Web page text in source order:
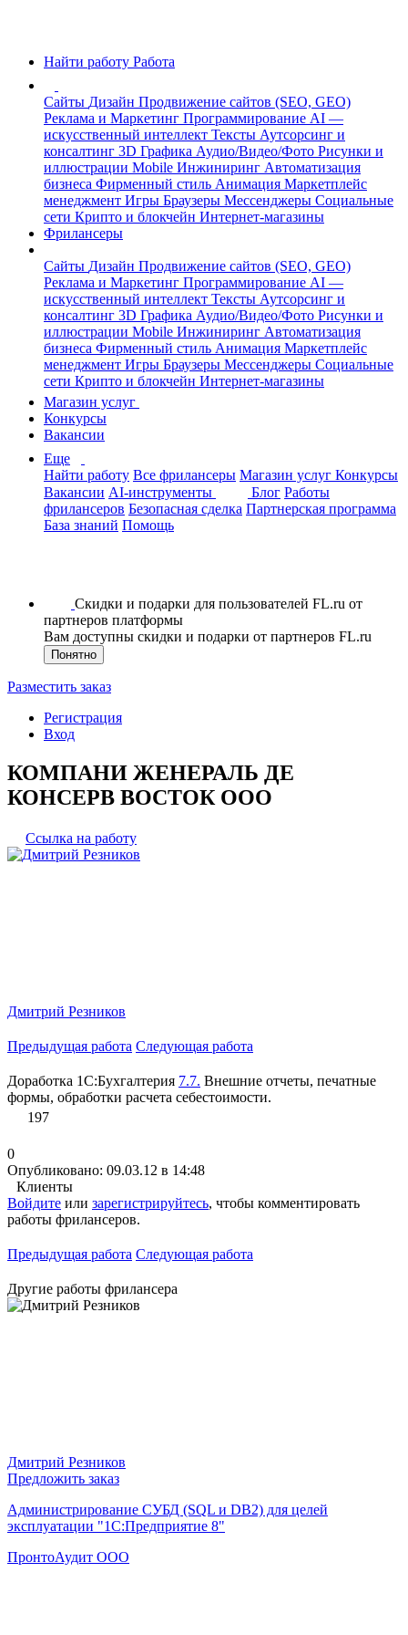
Найти работу Работа
Сайты Дизайн Продвижение сайтов (SEO, GEO)
Реклама и Маркетинг Программирование AI —
искусственный интеллект Тексты Аутсорсинг и
консалтинг 3D Графика Аудио/Видео/Фото Рисунки и
иллюстрации Mobile Инжиниринг Автоматизация
бизнеса Фирменный стиль Анимация Маркетплейс
менеджмент Игры Браузеры Мессенджеры Социальные
сети Крипто и блокчейн Интернет-магазины
Фрилансеры
Сайты Дизайн Продвижение сайтов (SEO, GEO)
Реклама и Маркетинг Программирование AI —
искусственный интеллект Тексты Аутсорсинг и
консалтинг 3D Графика Аудио/Видео/Фото Рисунки и
иллюстрации Mobile Инжиниринг Автоматизация
бизнеса Фирменный стиль Анимация Маркетплейс
менеджмент Игры Браузеры Мессенджеры Социальные
сети Крипто и блокчейн Интернет-магазины
Магазин услуг
Конкурсы
Вакансии
Еще
Найти работу Все фрилансеры Магазин услуг Конкурсы
Вакансии AI-инструменты Блог Работы
фрилансеров Безопасная сделка Партнерская программа
База знаний Помощь
Скидки и подарки для пользователей FL.ru от
партнеров платформы
Вам доступны скидки и подарки от партнеров FL.ru
Понятно
Разместить заказ
Регистрация
Вход
КОМПАНИ ЖЕНЕРАЛЬ ДЕ
КОНСЕРВ ВОСТОК ООО
Ссылка на работу
Дмитрий Резников
Предыдущая работа Следующая работа
Доработка 1С:Бухгалтерия 7.7. Внешние отчеты, печатные
формы, обработки расчета себестоимости.
197
0
Опубликовано: 09.03.12 в 14:48
Клиенты
Войдите или зарегистрируйтесь, чтобы комментировать
работы фрилансеров.
Предыдущая работа Следующая работа
Другие работы фрилансера
Дмитрий Резников
Предложить заказ
Администрирование СУБД (SQL и DB2) для целей
эксплуатации "1С:Предприятие 8"
ПронтоАудит ООО